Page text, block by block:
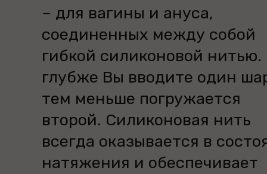
– для вагины и ануса,
соединенных между собой
гибкой силиконовой
глубже Вы вводите один
тем меньше погружается
второй. Силиконовая нить
всегда оказывается в
натяжения и обеспечивает